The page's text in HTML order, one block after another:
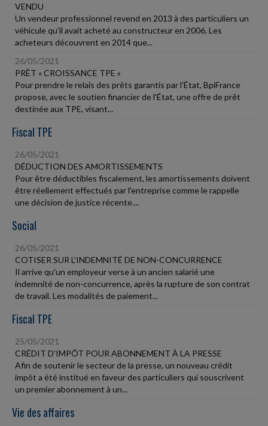
VENDU
Un vendeur professionnel revend en 2013 à des particuliers un
véhicule qu'il avait acheté au constructeur en 2006. Les
acheteurs découvrent en 2014 que...
26/05/2021
PRÊT « CROISSANCE TPE »
Pour prendre le relais des prêts garantis par l'État, BpiFrance
propose, avec le soutien financier de l'État, une offre de prêt
destinée aux TPE, visant...
Fiscal TPE
26/05/2021
DÉDUCTION DES AMORTISSEMENTS
Pour être déductibles fiscalement, les amortissements doivent
être réellement effectués par l'entreprise comme le rappelle
une décision de justice récente....
Social
26/05/2021
COTISER SUR L'INDEMNITÉ DE NON-CONCURRENCE
Il arrive qu'un employeur verse à un ancien salarié une
indemnité de non-concurrence, après la rupture de son contrat
de travail. Les modalités de paiement...
Fiscal TPE
25/05/2021
CRÉDIT D'IMPÔT POUR ABONNEMENT À LA PRESSE
Afin de soutenir le secteur de la presse, un nouveau crédit
impôt a été institué en faveur des particuliers qui souscrivent
un premier abonnement à un...
Vie des affaires